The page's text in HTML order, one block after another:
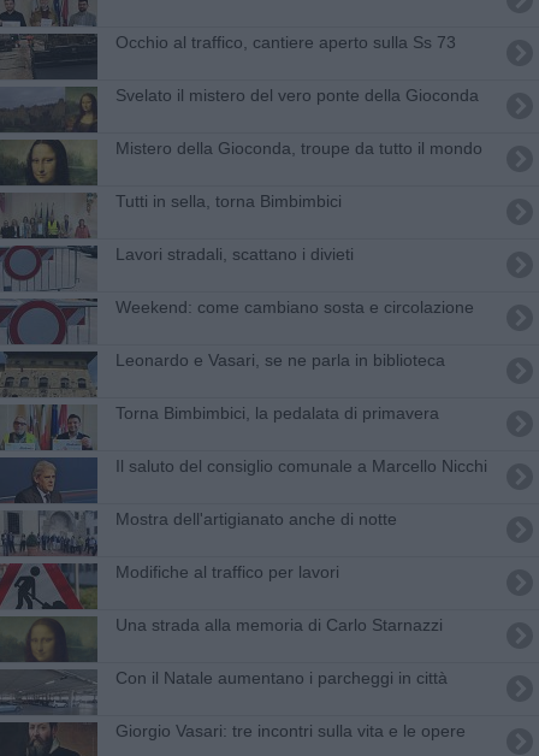
Occhio al traffico, cantiere aperto sulla Ss 73
Svelato il mistero del vero ponte della Gioconda
Mistero della Gioconda, troupe da tutto il mondo
Tutti in sella, torna Bimbimbici
Lavori stradali, scattano i divieti
​Weekend: come cambiano sosta e circolazione
Leonardo e Vasari, se ne parla in biblioteca
Torna Bimbimbici, la pedalata di primavera
Il saluto del consiglio comunale a Marcello Nicchi
Mostra dell'artigianato anche di notte
Modifiche al traffico per lavori
Una strada alla memoria di Carlo Starnazzi
Con il Natale aumentano i parcheggi in città
Giorgio Vasari: tre incontri sulla vita e le opere